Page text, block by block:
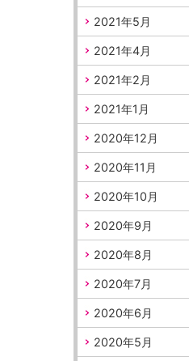
2021年5月
2021年4月
2021年2月
2021年1月
2020年12月
2020年11月
2020年10月
2020年9月
2020年8月
2020年7月
2020年6月
2020年5月